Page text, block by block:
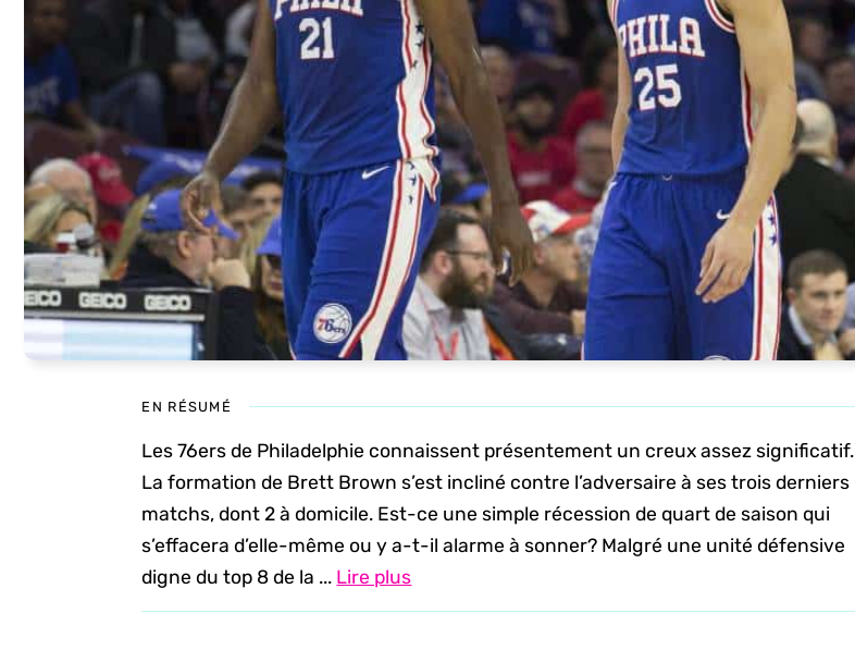
EN RÉSUMÉ
Les 76ers de Philadelphie connaissent présentement un creux assez significatif.
La formation de Brett Brown s’est incliné contre l’adversaire à ses trois derniers
matchs, dont 2 à domicile. Est-ce une simple récession de quart de saison qui
s’effacera d’elle-même ou y a-t-il alarme à sonner? Malgré une unité défensive
digne du top 8 de la ... Lire plus